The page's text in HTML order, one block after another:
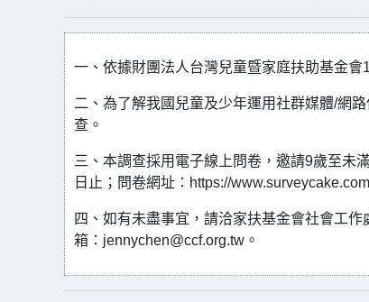
一、依據財團法人台灣兒童暨家庭扶助基金
二、為了解我國兒童及少年運用社群媒體/網
查。
三、本調查採用電子線上問卷，邀請9歲至未
日止；問卷網址：https://
四、如有未盡事宜，請洽家扶基金會社會工
箱：jennychen@ccf.org.tw。